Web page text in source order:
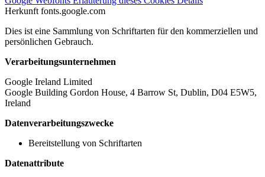
Herkunft fonts.google.com
Dies ist eine Sammlung von Schriftarten für den kommerziellen und
persönlichen Gebrauch.
Verarbeitungsunternehmen
Google Ireland Limited
Google Building Gordon House, 4 Barrow St, Dublin, D04 E5W5,
Ireland
Datenverarbeitungszwecke
Bereitstellung von Schriftarten
Datenattribute